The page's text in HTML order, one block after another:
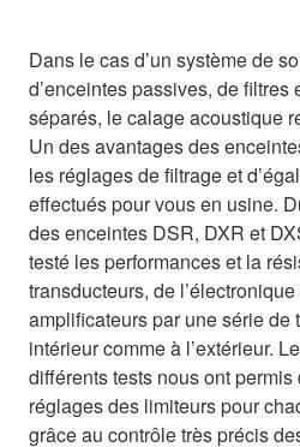
Dans le cas d’un système de
d’enceintes passives, de filtres
séparés, le calage acoustique
Un des avantages des
les réglages de filtrage et
effectués pour vous en usine.
des enceintes DSR, DXR et
testé les performances et la
transducteurs, de
amplificateurs par une série de
intérieur comme à l’extérieur.
différents tests nous ont
réglages des limiteurs pour
grâce au contrôle très précis